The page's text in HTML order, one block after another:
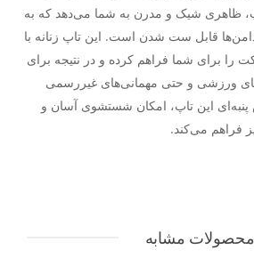
ظاهری شیک و مدرن به شما می‌دهد که به
دامن‌ها قابل ست شدن است. این تاپ زنانه با
را برای شما فراهم کرده و در نتیجه برای
ورزشی و حتی مهمانی‌های غیررسمی
این تاپ، امکان شستشوی آسان و
فراهم می‌کند.
محصولات مشابه